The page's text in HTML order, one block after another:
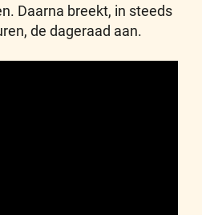
Daarna breekt, in steeds
de dageraad aan.